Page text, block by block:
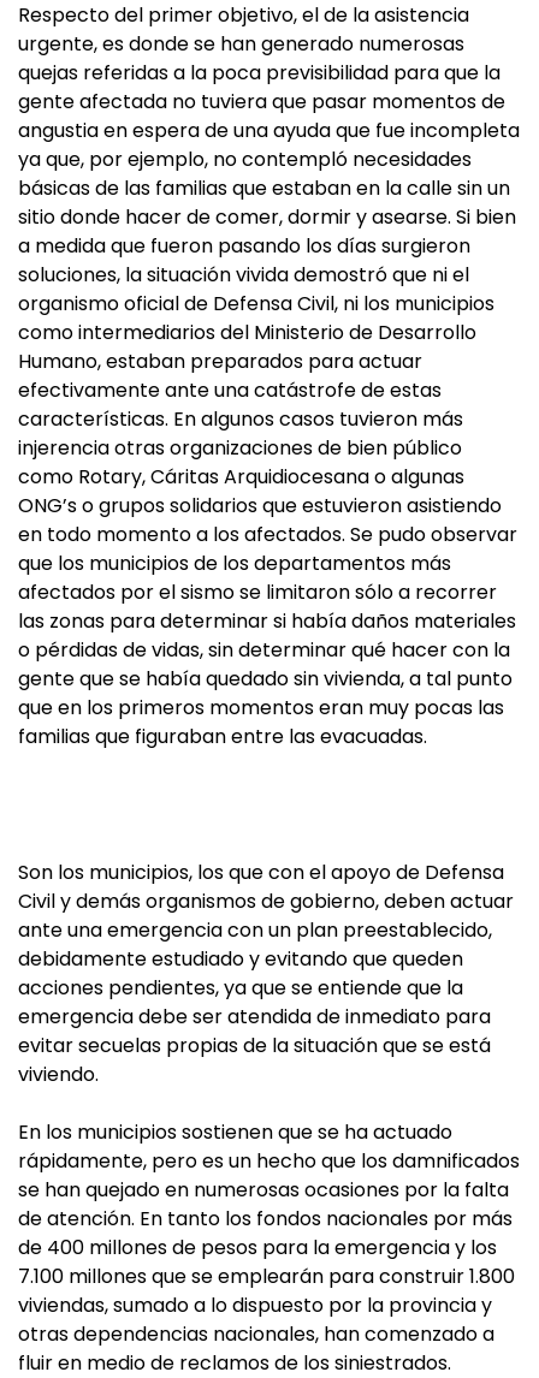
Respecto del primer objetivo, el de la asistencia
urgente, es donde se han generado numerosas
quejas referidas a la poca previsibilidad para que la
gente afectada no tuviera que pasar momentos de
angustia en espera de una ayuda que fue incompleta
ya que, por ejemplo, no contempló necesidades
básicas de las familias que estaban en la calle sin un
sitio donde hacer de comer, dormir y asearse. Si bien
a medida que fueron pasando los días surgieron
soluciones, la situación vivida demostró que ni el
organismo oficial de Defensa Civil, ni los municipios
como intermediarios del Ministerio de Desarrollo
Humano, estaban preparados para actuar
efectivamente ante una catástrofe de estas
características. En algunos casos tuvieron más
injerencia otras organizaciones de bien público
como Rotary, Cáritas Arquidiocesana o algunas
ONG’s o grupos solidarios que estuvieron asistiendo
en todo momento a los afectados. Se pudo observar
que los municipios de los departamentos más
afectados por el sismo se limitaron sólo a recorrer
las zonas para determinar si había daños materiales
o pérdidas de vidas, sin determinar qué hacer con la
gente que se había quedado sin vivienda, a tal punto
que en los primeros momentos eran muy pocas las
familias que figuraban entre las evacuadas.
Son los municipios, los que con el apoyo de Defensa
Civil y demás organismos de gobierno, deben actuar
ante una emergencia con un plan preestablecido,
debidamente estudiado y evitando que queden
acciones pendientes, ya que se entiende que la
emergencia debe ser atendida de inmediato para
evitar secuelas propias de la situación que se está
viviendo.
En los municipios sostienen que se ha actuado
rápidamente, pero es un hecho que los damnificados
se han quejado en numerosas ocasiones por la falta
de atención. En tanto los fondos nacionales por más
de 400 millones de pesos para la emergencia y los
7.100 millones que se emplearán para construir 1.800
viviendas, sumado a lo dispuesto por la provincia y
otras dependencias nacionales, han comenzado a
fluir en medio de reclamos de los siniestrados.